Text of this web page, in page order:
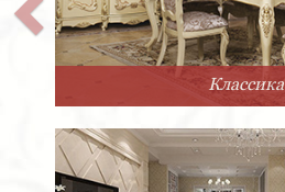
Классика